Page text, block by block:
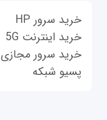
خرید سرور HP
خرید اینترنت 5G
خرید سرور مجازی
پسیو شبکه